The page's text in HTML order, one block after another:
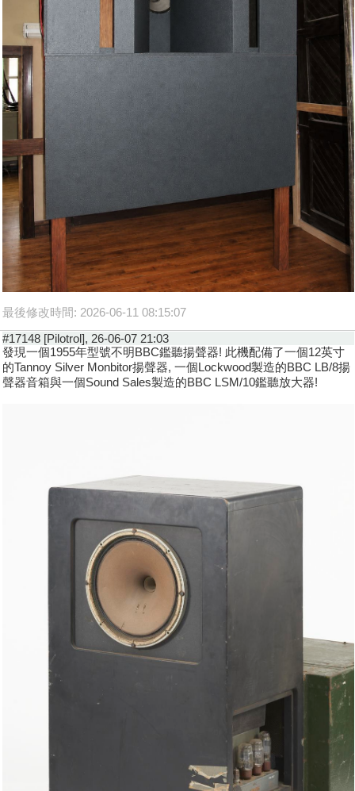
最後修改時間: 2026-06-11 08:15:07
#17148 [Pilotrol], 26-06-07 21:03
發現一個1955年型號不明BBC鑑聽揚聲器! 此機配備了一個12英寸
的Tannoy Silver Monbitor揚聲器, 一個Lockwood製造的BBC LB/8揚
聲器音箱與一個Sound Sales製造的BBC LSM/10鑑聽放大器!